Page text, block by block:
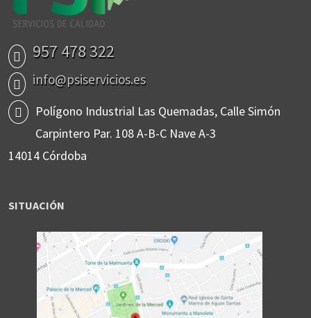
957 478 322
info@psiservicios.es
Polígono Industrial Las Quemadas, Calle Simón
Carpintero Par. 108 A-B-C Nave A-3
14014 Córdoba
SITUACIÓN